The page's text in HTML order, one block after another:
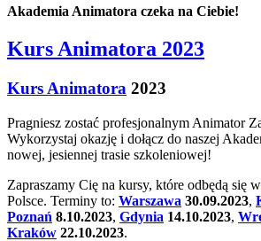
Akademia Animatora czeka na Ciebie!
Kurs Animatora 2023
Kurs Animatora 2023
Pragniesz zostać profesjonalnym Animator
Wykorzystaj okazję i dołącz do naszej
nowej, jesiennej trasie szkoleniowej!
Zapraszamy Cię na kursy, które odbędą się
Polsce. Terminy to: Warszawa 30.09.2023,
Poznań 8.10.2023, Gdynia 14.10.2023,
Kraków 22.10.2023.